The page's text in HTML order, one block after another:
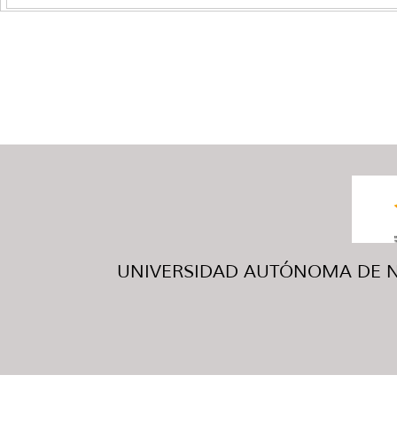
UNIVERSIDAD AUTÓNOMA DE